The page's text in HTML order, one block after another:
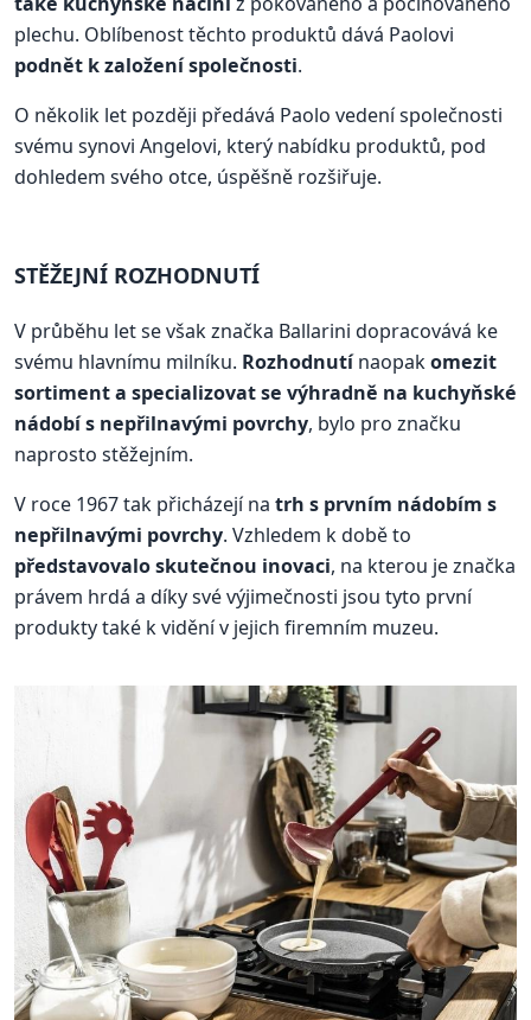
plechu. Oblíbenost těchto produktů dává Paolovi
podnět k založení společnosti.
O několik let později předává Paolo vedení společnosti
svému synovi Angelovi, který nabídku produktů, pod
dohledem svého otce, úspěšně rozšiřuje.
STĚŽEJNÍ ROZHODNUTÍ
V průběhu let se však značka Ballarini dopracovává ke
svému hlavnímu milníku. Rozhodnutínaopakomezit
sortiment a specializovat se výhradně na kuchyňské
nádobí s nepřilnavými povrchy, bylo pro značku
naprosto stěžejním.
V roce 1967 tak přicházejí na trh s prvním nádobím s
nepřilnavými povrchy. Vzhledem k době to
představovalo skutečnou inovaci, na kterou je značka
právem hrdá a díky své výjimečnosti jsou tyto první
produkty také k vidění v jejich firemním muzeu.